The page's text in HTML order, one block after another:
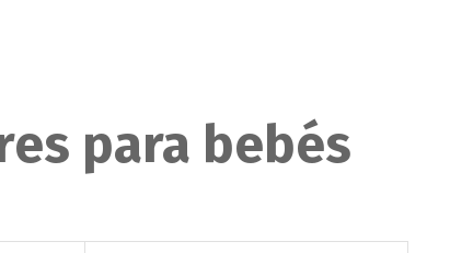
para bebés